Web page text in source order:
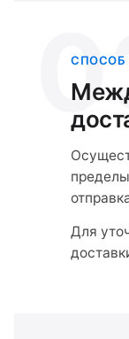
СПОСОБ
Для